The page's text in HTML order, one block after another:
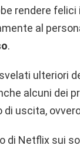
rendere
al
.
ulteriori
alcuni dei
di uscita, ovvero
di Netflix sui